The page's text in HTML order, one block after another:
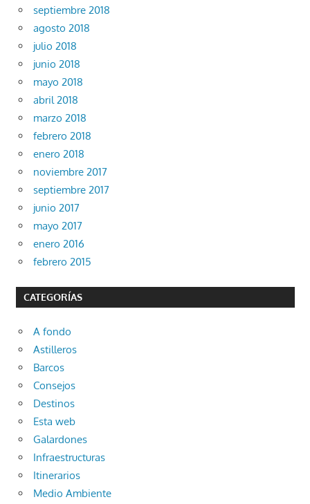
septiembre 2018
agosto 2018
julio 2018
junio 2018
mayo 2018
abril 2018
marzo 2018
febrero 2018
enero 2018
noviembre 2017
septiembre 2017
junio 2017
mayo 2017
enero 2016
febrero 2015
CATEGORÍAS
A fondo
Astilleros
Barcos
Consejos
Destinos
Esta web
Galardones
Infraestructuras
Itinerarios
Medio Ambiente